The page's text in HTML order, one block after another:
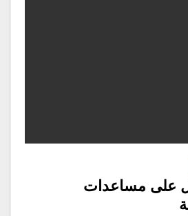
على مساعدات